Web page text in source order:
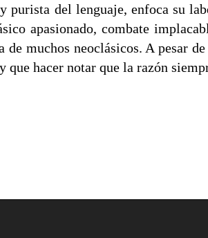
purista del lenguaje, enfoca su
apasionado, combate
muchos neoclásicos. A pesar de
hacer notar que la razón